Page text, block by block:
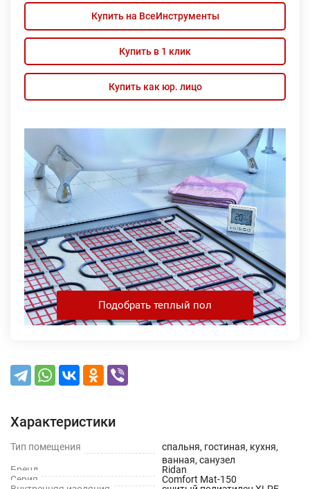
Купить на ВсеИнструменты
Купить в 1 клик
Купить как юр. лицо
Подобрать теплый пол
Характеристики
Тип помещения
спальня, гостиная, кухня,
ванная, санузел
Бренд
Ridan
Серия
Comfort Mat-150